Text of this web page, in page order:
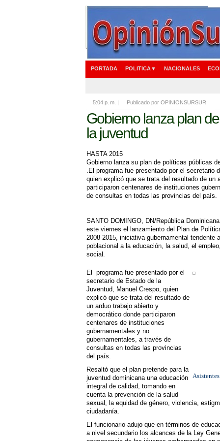
PORTADA POLITICA▼ NACIONALES
5:04 p. m. | Publicado por OPINIONSURSUR
Gobierno lanza plan
la juventud
HASTA 2015
Gobierno lanza su plan de políticas públicas
.El programa fue presentado por el secretario
quien explicó que se trata del resultado de un
participaron centenares de instituciones
de consultas en todas las provincias del país.
SANTO DOMINGO, DN/República
este viernes el lanzamiento del Plan de
2008-2015, iniciativa gubernamental tendente
poblacional a la educación, la salud, el
social.
El programa fue presentado por el
secretario de Estado de la
Juventud, Manuel Crespo, quien
explicó que se trata del resultado de
un arduo trabajo abierto y
democrático donde participaron
centenares de instituciones
gubernamentales y no
gubernamentales, a través de
consultas en todas las provincias
del país.
Resaltó que el plan pretende para la
juventud dominicana una educación
integral de calidad, tomando en
cuenta la prevención de la salud
sexual, la equidad de género, violencia,
ciudadanía.
El funcionario adujo que en términos de
a nivel secundario los alcances de la Ley